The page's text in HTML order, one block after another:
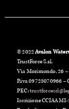
© 2022Avalon
TrustForce S.r.l.
Via Morimondo, 26
P.iva 09725070966 –
PEC:
Iscrizione CCIAA